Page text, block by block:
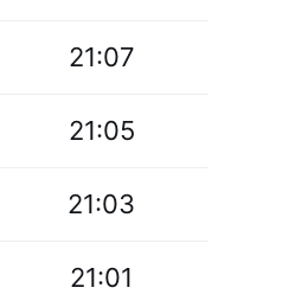
21:07
21:05
21:03
21:01